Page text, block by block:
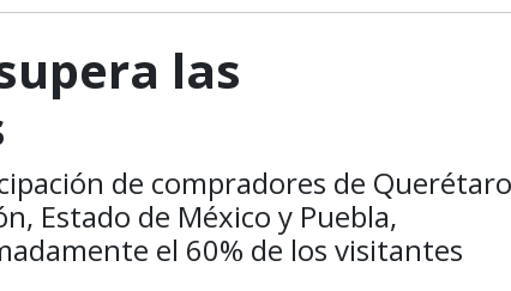
las
de compradores de
Estado de México y Puebla,
el 60% de los visitantes